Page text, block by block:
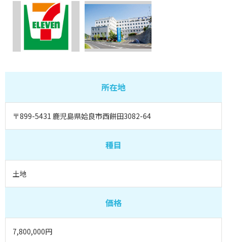
所在地
〒899-5431 鹿児島県姶良市西餅田3082-64
種目
土地
価格
7,800,000円